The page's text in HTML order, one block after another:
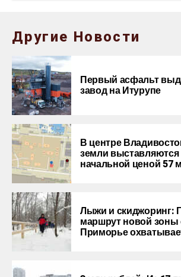
Другие Новости
Первый асфальт
завод на Итурупе
В центре
земли выставляются
начальной ценой 57
Лыжи и скиджоринг:
маршрут новой зоны
Приморье